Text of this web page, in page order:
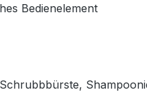
Bedienelement